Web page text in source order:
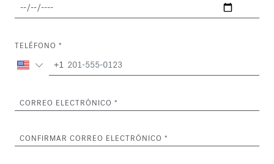
TELÉFONO
+1
CORREO ELECTRÓNICO
CONFIRMAR CORREO ELECTRÓNICO